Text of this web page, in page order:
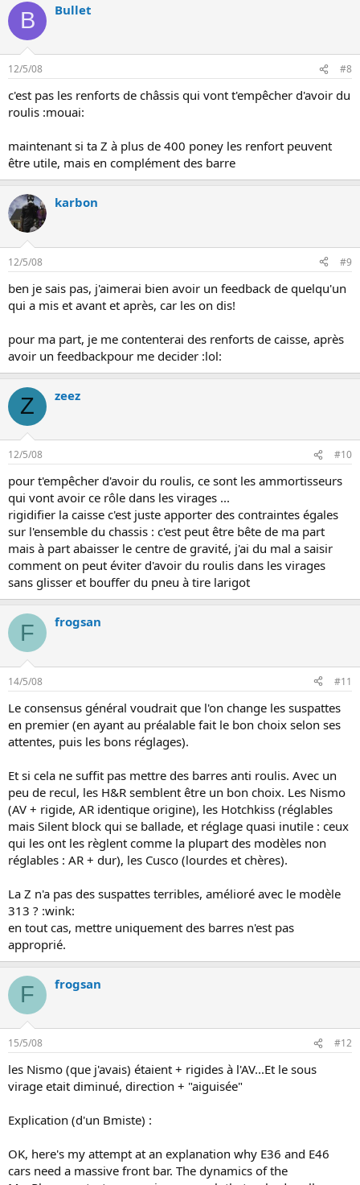
B Bullet
12/5/08 #8
c'est pas les renforts de châssis qui vont t'empêcher d'avoir du
roulis :mouai:
maintenant si ta Z à plus de 400 poney les renfort peuvent
être utile, mais en complément des barre
karbon
12/5/08 #9
ben je sais pas, j'aimerai bien avoir un feedback de quelqu'un
qui a mis et avant et après, car les on dis!
pour ma part, je me contenterai des renforts de caisse, après
avoir un feedbackpour me decider :lol:
Z zeez
12/5/08 #10
pour t'empêcher d'avoir du roulis, ce sont les ammortisseurs
qui vont avoir ce rôle dans les virages ...
rigidifier la caisse c'est juste apporter des contraintes égales
sur l'ensemble du chassis : c'est peut être bête de ma part
mais à part abaisser le centre de gravité, j'ai du mal a saisir
comment on peut éviter d'avoir du roulis dans les virages
sans glisser et bouffer du pneu à tire larigot
F frogsan
14/5/08 #11
Le consensus général voudrait que l'on change les suspattes
en premier (en ayant au préalable fait le bon choix selon ses
attentes, puis les bons réglages).
Et si cela ne suffit pas mettre des barres anti roulis. Avec un
peu de recul, les H&R semblent être un bon choix. Les Nismo
(AV + rigide, AR identique origine), les Hotchkiss (réglables
mais Silent block qui se ballade, et réglage quasi inutile : ceux
qui les ont les règlent comme la plupart des modèles non
réglables : AR + dur), les Cusco (lourdes et chères).
La Z n'a pas des suspattes terribles, amélioré avec le modèle
313 ? :wink:
en tout cas, mettre uniquement des barres n'est pas
approprié.
F frogsan
15/5/08 #12
les Nismo (que j'avais) étaient + rigides à l'AV...Et le sous
virage etait diminué, direction + "aiguisée"
Explication (d'un Bmiste) :
OK, here's my attempt at an explanation why E36 and E46
cars need a massive front bar. The dynamics of the